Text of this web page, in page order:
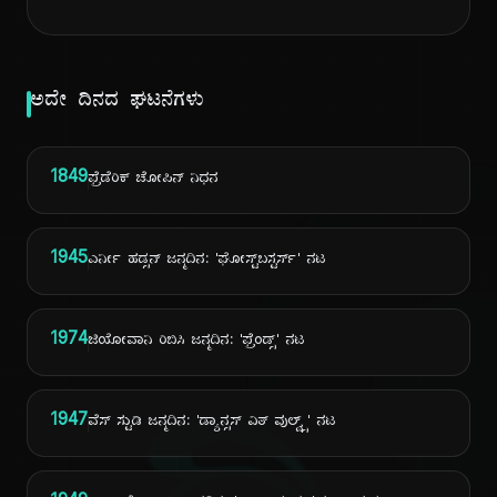
ಅದೇ ದಿನದ ಘಟನೆಗಳು
1849ಫ್ರೆಡೆರಿಕ್ ಚೋಪಿನ್ ನಿಧನ
1945ಎರ್ನೀ ಹಡ್ಸನ್ ಜನ್ಮದಿನ: 'ಘೋಸ್ಟ್‌ಬಸ್ಟರ್ಸ್' ನಟ
1974ಜಿಯೋವಾನಿ ರಿಬಿಸಿ ಜನ್ಮದಿನ: 'ಫ್ರೆಂಡ್ಸ್' ನಟ
1947ವೆಸ್ ಸ್ಟುಡಿ ಜನ್ಮದಿನ: 'ಡ್ಯಾನ್ಸಸ್ ವಿತ್ ವುಲ್ವ್ಸ್' ನಟ